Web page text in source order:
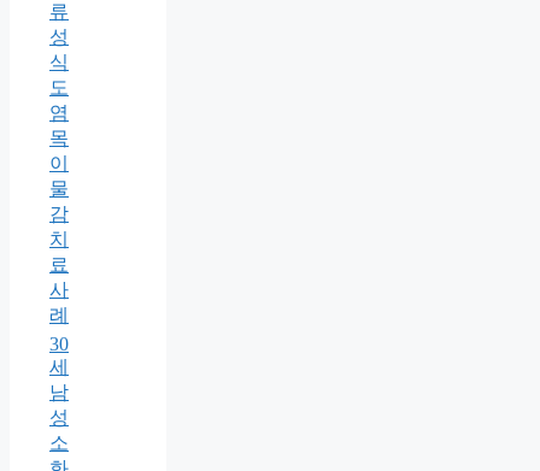
류
성
식
도
염
목
이
물
감
치
료
사
례
30
세
남
성
소